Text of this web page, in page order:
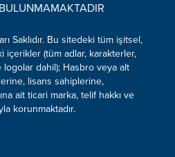
Saklıdır. Bu sitedeki tüm işitsel,
içerikler (tüm adlar, karakterler,
dahil); Hasbro veya alt
lisans sahiplerine,
ait ticari marka, telif hakkı ve
korunmaktadır.